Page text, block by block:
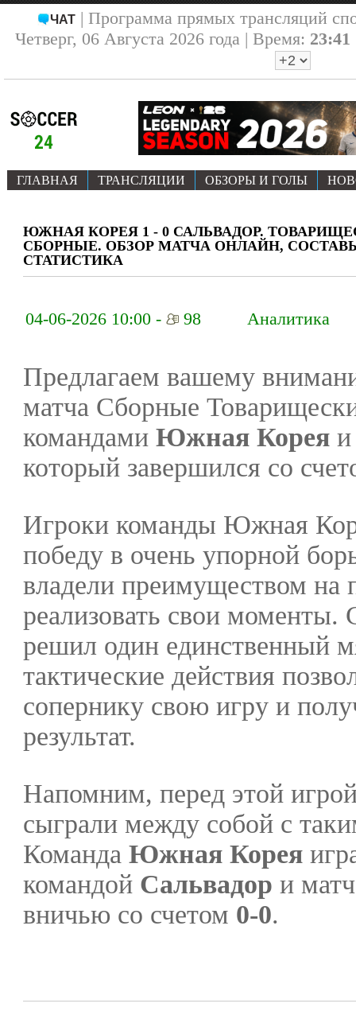
ЧАТ| Программа прямых трансляций
Четверг, 06 Августа 2026 года | Время: 23:41
ГЛАВНАЯ ТРАНСЛЯЦИИ ОБЗОРЫ И ГОЛЫ
ЮЖНАЯ КОРЕЯ 1 - 0 САЛЬВАДОР.
СБОРНЫЕ. ОБЗОР МАТЧА ОНЛАЙН,
СТАТИСТИКА
04-06-2026 10:00 - 98 Аналитика
Предлагаем вашему
матча Сборные
командами Южная Корея
который завершился со
Игроки команды Южная
победу в очень упорной
владели преимуществом на
реализовать свои моменты.
решил один единственный
тактические действия
сопернику свою игру и
результат.
Напомним, перед этой
сыграли между собой с
Команда Южная Корея
командой Сальвадор и
вничью со счетом 0-0.